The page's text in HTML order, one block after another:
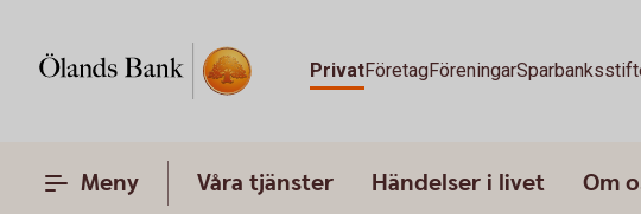
PrivatFöretagFöreningar
Meny Våra tjänster Händelser i livet Om